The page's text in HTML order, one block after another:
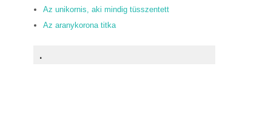
Az unikornis, aki mindig tüsszentett
Az aranykorona titka
.